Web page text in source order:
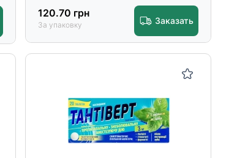
120.70 грн
За упаковку Заказать